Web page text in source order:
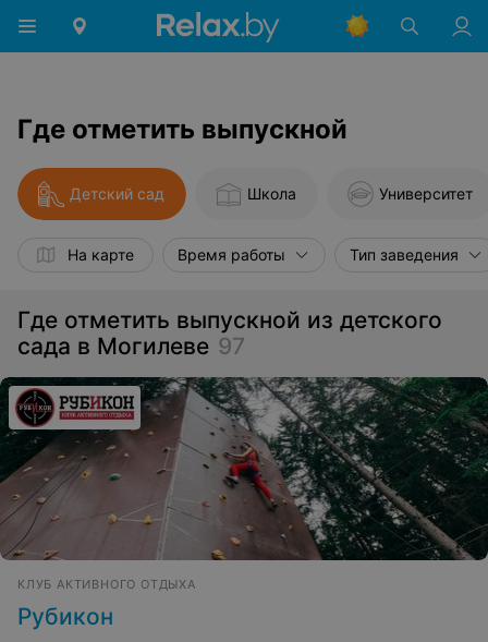
Где отметить выпускной
Детский сад Школа Университет
На карте Время работы Тип заведения
Где отметить выпускной из детского
сада в Могилеве 97
КЛУБ АКТИВНОГО ОТДЫХА
Рубикон